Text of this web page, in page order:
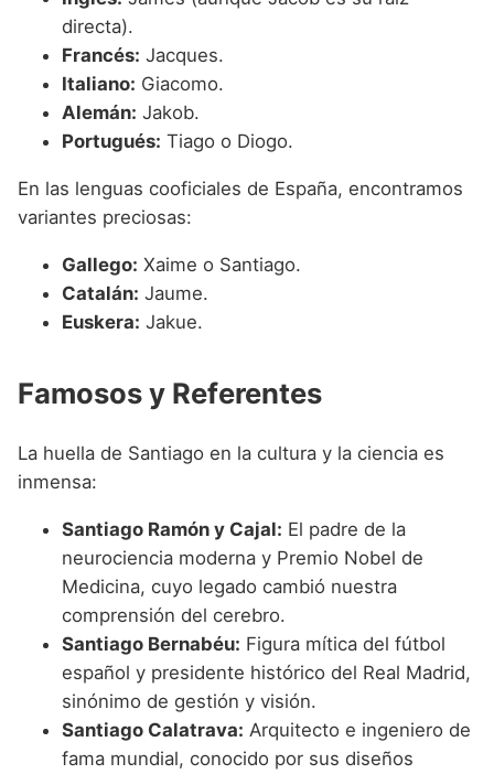
directa).
Francés: Jacques.
Italiano: Giacomo.
Alemán: Jakob.
Portugués: Tiago o Diogo.
En las lenguas cooficiales de España, encontramos
variantes preciosas:
Gallego: Xaime o Santiago.
Catalán: Jaume.
Euskera: Jakue.
Famosos y Referentes
La huella de Santiago en la cultura y la ciencia es
inmensa:
Santiago Ramón y Cajal: El padre de la
neurociencia moderna y Premio Nobel de
Medicina, cuyo legado cambió nuestra
comprensión del cerebro.
Santiago Bernabéu: Figura mítica del fútbol
español y presidente histórico del Real Madrid,
sinónimo de gestión y visión.
Santiago Calatrava: Arquitecto e ingeniero de
fama mundial, conocido por sus diseños